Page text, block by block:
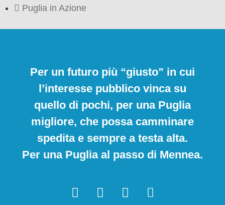
Puglia in Azione
Per un futuro più “giusto” in cui
l’interesse pubblico vinca su
quello di pochi, per una Puglia
migliore, che possa camminare
spedita e sempre a testa alta.
Per una Puglia al passo di Mennea.